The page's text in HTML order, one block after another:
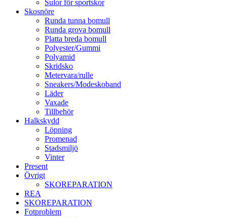
Sulor för sportskor
Skosnöre
Runda tunna bomull
Runda grova bomull
Platta breda bomull
Polyester/Gummi
Polyamid
Skridsko
Metervara/rulle
Sneakers/Modeskoband
Läder
Vaxade
Tillbehör
Halkskydd
Löpning
Promenad
Stadsmiljö
Vinter
Present
Övrigt
SKOREPARATION
REA
SKOREPARATION
Fotproblem